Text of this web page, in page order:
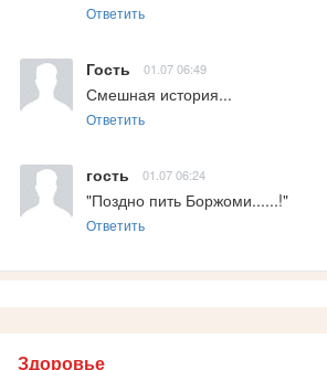
Ответить
Гость 01.07 06:49
Смешная история...
Ответить
гость 01.07 06:24
"Поздно пить Боржоми......!"
Ответить
Здоровье